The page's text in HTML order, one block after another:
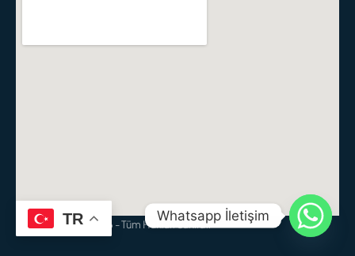
Elnaz Yıldız - © 2026 - Tüm Hakları Saklıdır
TR Whatsapp İletişim